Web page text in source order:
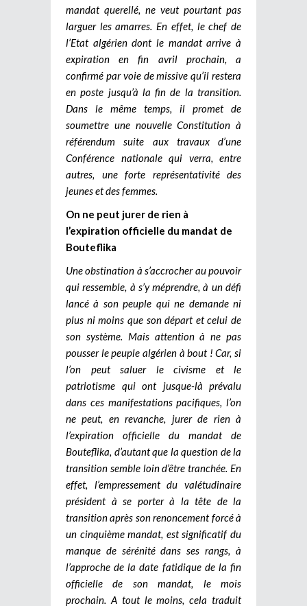
mandat querellé, ne veut pourtant pas
larguer les amarres. En effet, le chef de
l’Etat algérien dont le mandat arrive à
expiration en fin avril prochain, a
confirmé par voie de missive qu’il restera
en poste jusqu’à la fin de la transition.
Dans le même temps, il promet de
soumettre une nouvelle Constitution à
référendum suite aux travaux d’une
Conférence nationale qui verra, entre
autres, une forte représentativité des
jeunes et des femmes.
On ne peut jurer de rien à
l’expiration officielle du mandat de
Bouteflika
Une obstination à s’accrocher au pouvoir
qui ressemble, à s’y méprendre, à un défi
lancé à son peuple qui ne demande ni
plus ni moins que son départ et celui de
son système. Mais attention à ne pas
pousser le peuple algérien à bout ! Car, si
l’on peut saluer le civisme et le
patriotisme qui ont jusque-là prévalu
dans ces manifestations pacifiques, l’on
ne peut, en revanche, jurer de rien à
l’expiration officielle du mandat de
Bouteflika, d’autant que la question de la
transition semble loin d’être tranchée. En
effet, l’empressement du valétudinaire
président à se porter à la tête de la
transition après son renoncement forcé à
un cinquième mandat, est significatif du
manque de sérénité dans ses rangs, à
l’approche de la date fatidique de la fin
officielle de son mandat, le mois
prochain. A tout le moins, cela traduit